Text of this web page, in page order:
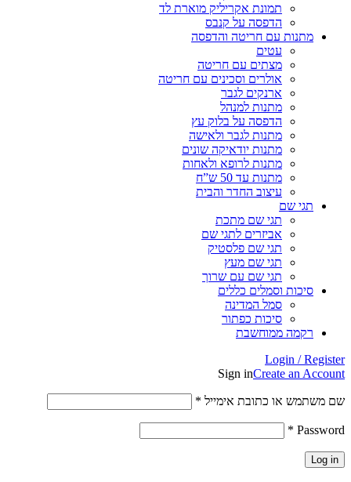
תמונת אקריליק מוארת לד
הדפסה על קנבס
מתנות עם חריטה והדפסה
עטים
מצתים עם חריטה
אולרים וסכינים עם חריטה
ארנקים לגבר
מתנות למנהל
הדפסה על בלוק עץ
מתנות לגבר ולאישה
מתנות יודאיקה שונים
מתנות לרופא ולאחות
מתנות עד 50 ש”ח
עיצוב החדר והבית
תגי שם
תגי שם מתכת
אביזרים לתגי שם
תגי שם פלסטיק
תגי שם מעץ
תגי שם עם שרוך
סיכות וסמלים כללים
סמל המדינה
סיכות כפתור
רקמה ממוחשבת
Login / Register
Sign inCreate an Account
שם משתמש או כתובת אימייל *
Password
*
Log in